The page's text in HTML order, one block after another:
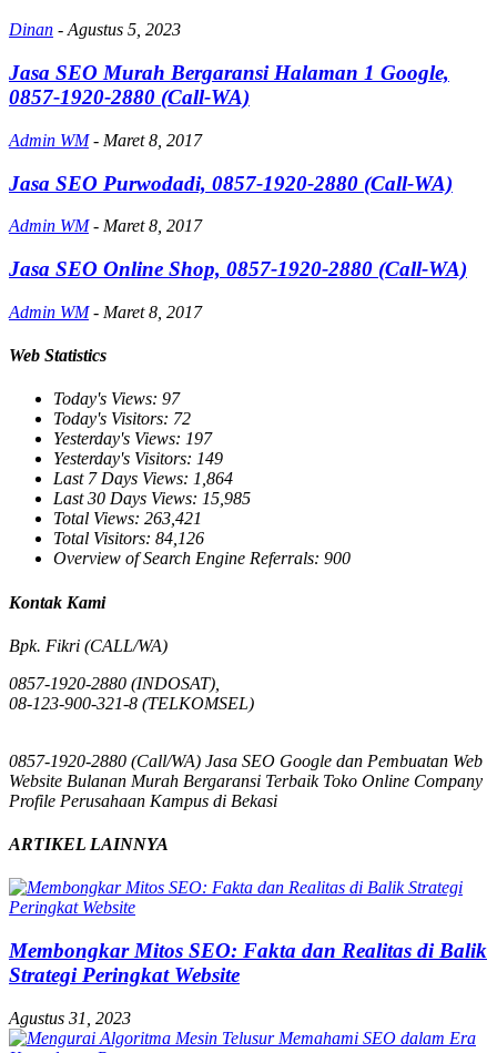
Dinan - Agustus 5, 2023
Jasa SEO Murah Bergaransi Halaman 1 Google,
0857-1920-2880 (Call-WA)
Admin WM - Maret 8, 2017
Jasa SEO Purwodadi, 0857-1920-2880 (Call-WA)
Admin WM - Maret 8, 2017
Jasa SEO Online Shop, 0857-1920-2880 (Call-WA)
Admin WM - Maret 8, 2017
Web Statistics
Today's Views: 97
Today's Visitors: 72
Yesterday's Views: 197
Yesterday's Visitors: 149
Last 7 Days Views: 1,864
Last 30 Days Views: 15,985
Total Views: 263,421
Total Visitors: 84,126
Overview of Search Engine Referrals: 900
Kontak Kami
Bpk. Fikri (CALL/WA)
0857-1920-2880 (INDOSAT),
08-123-900-321-8 (TELKOMSEL)
0857-1920-2880 (Call/WA) Jasa SEO Google dan Pembuatan Web
Website Bulanan Murah Bergaransi Terbaik Toko Online Company
Profile Perusahaan Kampus di Bekasi
ARTIKEL LAINNYA
Membongkar Mitos SEO: Fakta dan Realitas di Balik
Strategi Peringkat Website
Agustus 31, 2023